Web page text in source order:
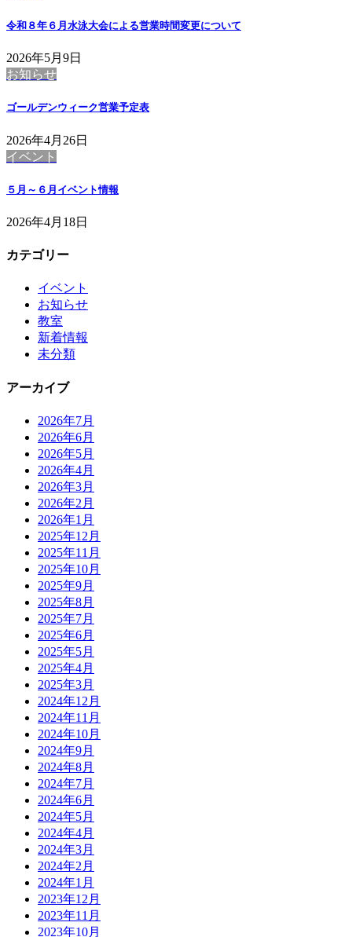
令和８年６月水泳大会による営業時間変更について
2026年5月9日
お知らせ
ゴールデンウィーク営業予定表
2026年4月26日
イベント
５月～６月イベント情報
2026年4月18日
カテゴリー
イベント
お知らせ
教室
新着情報
未分類
アーカイブ
2026年7月
2026年6月
2026年5月
2026年4月
2026年3月
2026年2月
2026年1月
2025年12月
2025年11月
2025年10月
2025年9月
2025年8月
2025年7月
2025年6月
2025年5月
2025年4月
2025年3月
2024年12月
2024年11月
2024年10月
2024年9月
2024年8月
2024年7月
2024年6月
2024年5月
2024年4月
2024年3月
2024年2月
2024年1月
2023年12月
2023年11月
2023年10月